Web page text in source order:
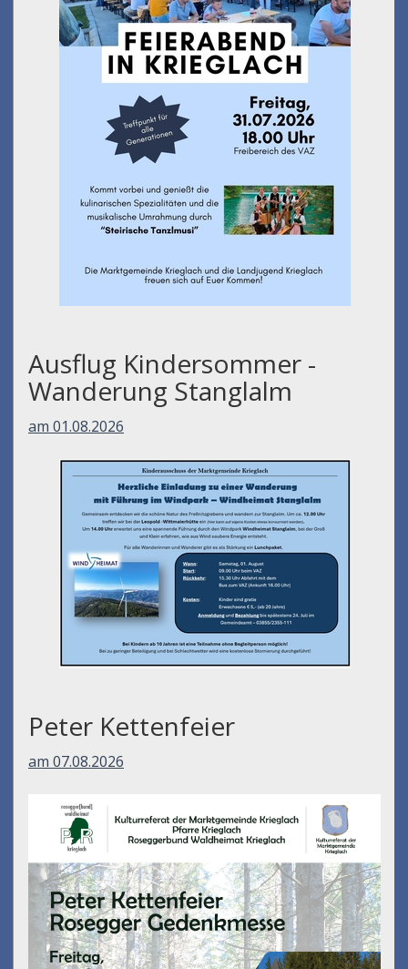
Ausflug Kindersommer -
Wanderung Stanglalm
am 01.08.2026
Peter Kettenfeier
am 07.08.2026